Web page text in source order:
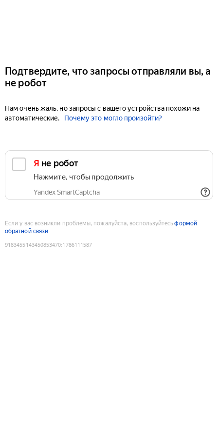
Подтвердите, что запросы отправляли вы, а
не робот
Нам очень жаль, но запросы с вашего устройства похожи на
автоматические.
Почему это могло произойти?
Я не робот
Нажмите, чтобы продолжить
Yandex SmartCaptcha
Если у вас возникли проблемы, пожалуйста, воспользуйтесьформой
обратной связи
9183455143450853470:1786111587